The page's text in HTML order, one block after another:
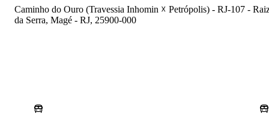
Caminho do Ouro (Travessia Inhomin ☓ Petrópolis) - RJ-107 -
da Serra, Magé - RJ, 25900-000